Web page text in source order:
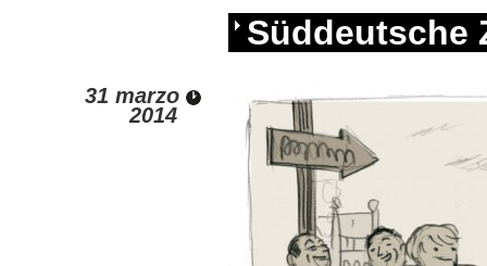
Süddeutsche
31 marzo
2014